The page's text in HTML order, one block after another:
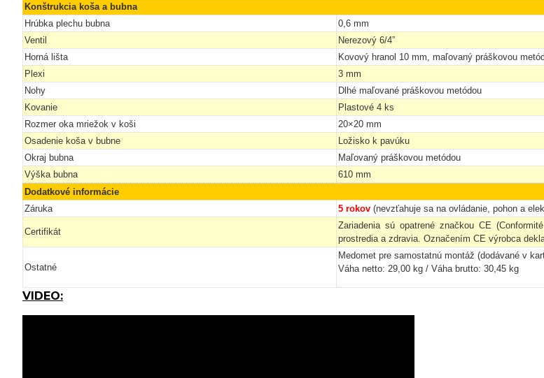
Konštrukcia koša a bubna
Hrúbka plechu bubna
0,6 mm
Ventil
Nerezový 6/4”
Horná lišta
Kovový hranol 10 mm, maľovaný práškovou
Plexi
3 mm
Nohy
Dlhé maľované práškovou metódou
Kovanie
Plastové 4 ks
Rozmer oka mriežok v koši
20×20 mm
Osadenie koša v bubne
Ložisko k pavúku
Okraj bubna
Maľovaný práškovou metódou
Výška bubna
610 mm
Dodatkové informácie
Záruka
5 rokov (nevzťahuje sa na ovládanie, pohon a
Certifikát
Zariadenia sú opatrené značkou CE
prostredia a zdravia. Označením CE výrobca
Ostatné
Medomet pre samostatnú montáž (dodávané v
Váha netto: 29,00 kg / Váha brutto: 30,45 kg
VIDEO: